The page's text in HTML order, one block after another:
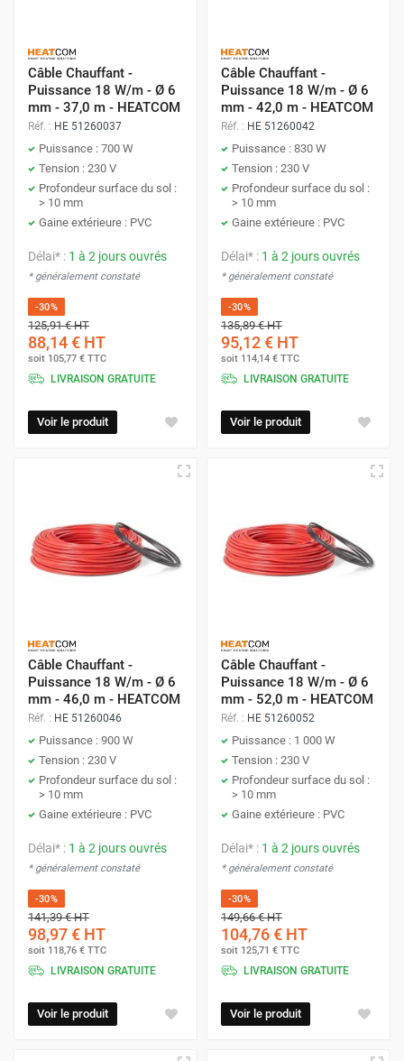
Câble Chauffant -
Puissance 18 W/m - Ø 6
mm - 37,0 m - HEATCOM
Réf. : HE 51260037
Puissance : 700 W
Tension : 230 V
Profondeur surface du sol :
> 10 mm
Gaine extérieure : PVC
Délai* : 1 à 2 jours ouvrés
* généralement constaté
-30%
125,91 €HT
88,14 € HT
soit 105,77 € TTC
LIVRAISON GRATUITE
Voir le produit
Câble Chauffant -
Puissance 18 W/m - Ø 6
mm - 42,0 m - HEATCOM
Réf. : HE 51260042
Puissance : 830 W
Tension : 230 V
Profondeur surface du sol :
> 10 mm
Gaine extérieure : PVC
Délai* : 1 à 2 jours ouvrés
* généralement constaté
-30%
135,89 €HT
95,12 € HT
soit 114,14 € TTC
LIVRAISON GRATUITE
Voir le produit
Câble Chauffant -
Puissance 18 W/m - Ø 6
mm - 46,0 m - HEATCOM
Réf. : HE 51260046
Puissance : 900 W
Tension : 230 V
Profondeur surface du sol :
> 10 mm
Gaine extérieure : PVC
Délai* : 1 à 2 jours ouvrés
* généralement constaté
-30%
141,39 €HT
98,97 € HT
soit 118,76 € TTC
LIVRAISON GRATUITE
Voir le produit
Câble Chauffant -
Puissance 18 W/m - Ø 6
mm - 52,0 m - HEATCOM
Réf. : HE 51260052
Puissance : 1 000 W
Tension : 230 V
Profondeur surface du sol :
> 10 mm
Gaine extérieure : PVC
Délai* : 1 à 2 jours ouvrés
* généralement constaté
-30%
149,66 €HT
104,76 € HT
soit 125,71 € TTC
LIVRAISON GRATUITE
Voir le produit